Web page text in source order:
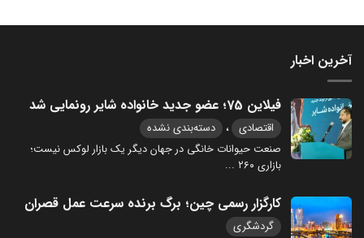
آخرین اخبار
فیلاین 75؛ عضو جدید خانواده شایر رونمایی شد
اقتصادی ، دسته‌بندی نشده
صنعت حیوانات خانگی در جهان دیگر یک بازار لوکس نیست؛
بازاری ۲۶۰
...
کارگزار رسمی چین؛ برگ برنده سرعت عمل قصران
گردشگری